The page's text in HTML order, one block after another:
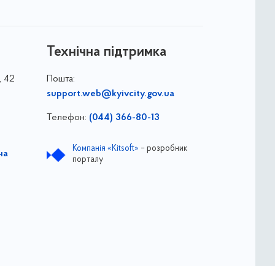
42
Технічна підтримка
Пошта:
support.web@kyivcity.gov.ua
Телефон: (044) 366-80-13
Компанія «Kitsoft» – розробник
порталу